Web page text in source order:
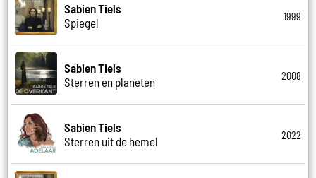
Sabien Tiels
Spiegel
1999
Sabien Tiels
Sterren en planeten
2008
Sabien Tiels
Sterren uit de hemel
2022